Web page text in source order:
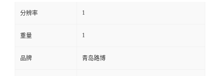
方
式
分辨率 1
重量 1
品牌 青岛路博